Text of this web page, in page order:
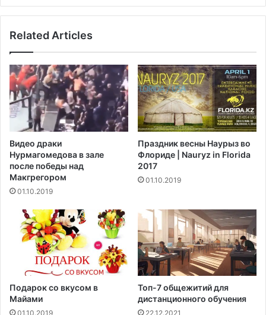
а
о
ч
т
и
н
0
%
в
0
л
е
х
,
у
г
о
в
о
в
е
Related Articles
Видео драки
Нурмагомедова в зале
после победы над
Макгрегором‍
01.10.2019
Праздник весны Наурыз во
Флориде | Nauryz in Florida
2017
01.10.2019
Подарок со вкусом в
Майами
01.10.2019
Топ-7 общежитий для
дистанционного обучения
22.12.2021